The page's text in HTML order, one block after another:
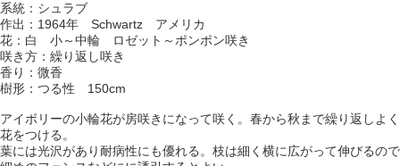
系統：シュラブ
作出：1964年 Schwartz アメリカ
花：白 小～中輪 ロゼット～ポンポン咲き
咲き方：繰り返し咲き
香り：微香
樹形：つる性 150cm
アイボリーの小輪花が房咲きになって咲く。春から秋まで繰り返しよく
花をつける。
葉には光沢があり耐病性にも優れる。枝は細く横に広がって伸びるので